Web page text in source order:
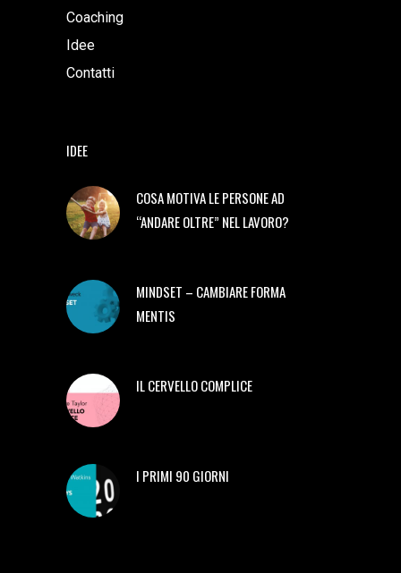
Coaching
Idee
Contatti
IDEE
COSA MOTIVA LE PERSONE AD
“ANDARE OLTRE” NEL LAVORO?
MINDSET – CAMBIARE FORMA
MENTIS
IL CERVELLO COMPLICE
I PRIMI 90 GIORNI